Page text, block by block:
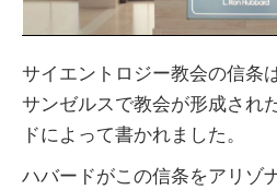
サイエントロジー教会の信条
サンゼルスで教会が形成され
ドによって書かれました。
ハバードがこの信条をアリゾ